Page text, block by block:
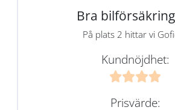
Bra
På plats 2 hittar vi
Kundnöjdhet:
Prisvärde: